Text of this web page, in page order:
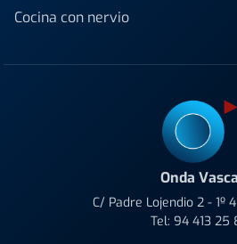
Cocina con nervio
Onda Vasca
C/ Padre Lojendio 2 - 1º
Tel: 94 413 25